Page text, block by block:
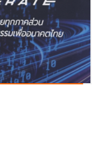
จง่าย เราได้ดึงพลังจาก
ญ ประสบการณ์ และ